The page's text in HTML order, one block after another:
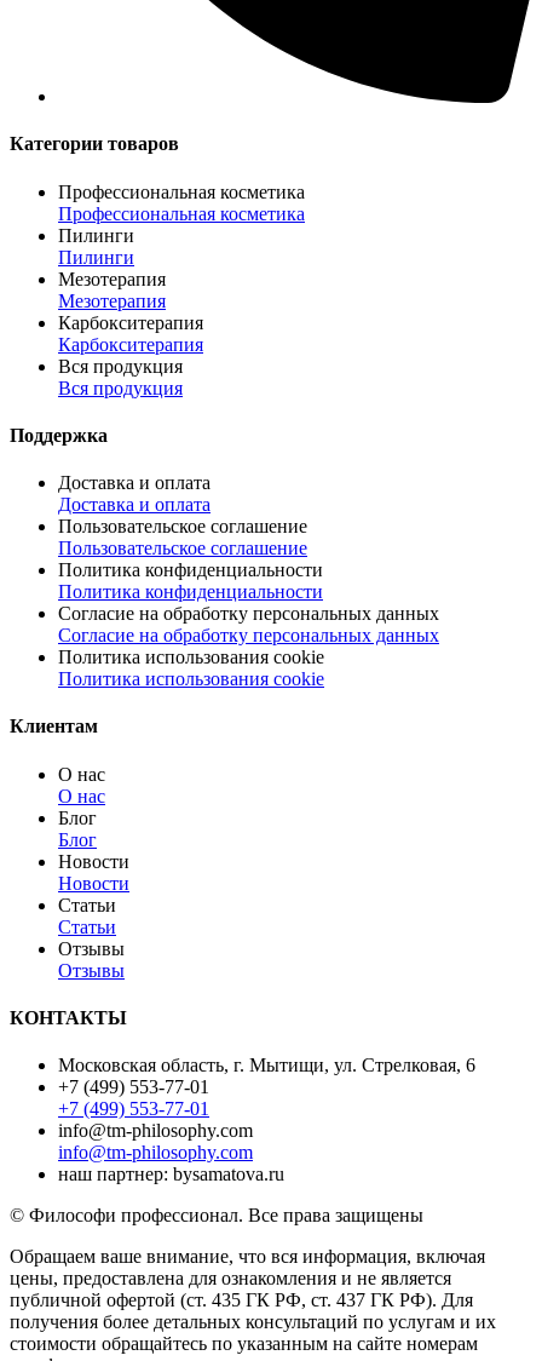
Категории товаров
Профессиональная косметика
Профессиональная косметика
Пилинги
Пилинги
Мезотерапия
Мезотерапия
Карбокситерапия
Карбокситерапия
Вся продукция
Вся продукция
Поддержка
Доставка и оплата
Доставка и оплата
Пользовательское соглашение
Пользовательское соглашение
Политика конфиденциальности
Политика конфиденциальности
Согласие на обработку персональных данных
Согласие на обработку персональных данных
Политика использования cookie
Политика использования cookie
Клиентам
О нас
О нас
Блог
Блог
Новости
Новости
Статьи
Статьи
Отзывы
Отзывы
КОНТАКТЫ
Московская область, г. Мытищи, ул. Стрелковая, 6
+7 (499) 553-77-01
+7 (499) 553-77-01
info@tm-philosophy.com
info@tm-philosophy.com
наш партнер: bysamatova.ru
© Философи профессионал. Все права защищены
Обращаем ваше внимание, что вся информация, включая
цены, предоставлена для ознакомления и не является
публичной офертой (ст. 435 ГК РФ, cт. 437 ГК РФ). Для
получения более детальных консультаций по услугам и их
стоимости обращайтесь по указанным на сайте номерам